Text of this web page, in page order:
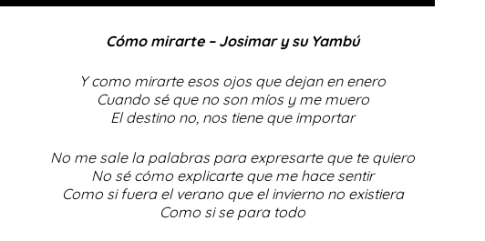
Cómo mirarte – Josimar y su Yambú
Y como mirarte esos ojos que dejan en enero
Cuando sé que no son míos y me muero
El destino no, nos tiene que importar
No me sale la palabras para expresarte que te quiero
No sé cómo explicarte que me hace sentir
Como si fuera el verano que el invierno no existiera
Como si se para todo